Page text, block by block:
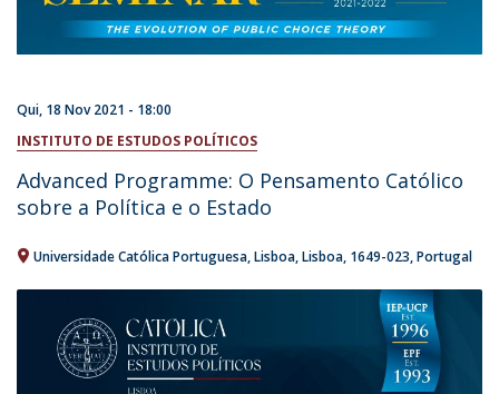
Qui, 18 Nov 2021 - 18:00
INSTITUTO DE ESTUDOS POLÍTICOS
Advanced Programme: O Pensamento Católico
sobre a Política e o Estado
Universidade Católica Portuguesa Lisboa Lisboa 1649-023 Portugal